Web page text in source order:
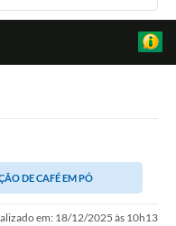
DE CAFÉ EM PÓ
em: 18/12/2025 às 10h13